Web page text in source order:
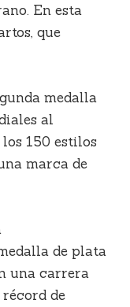
En esta
que
medalla
al
150 estilos
marca de
de plata
una carrera
de